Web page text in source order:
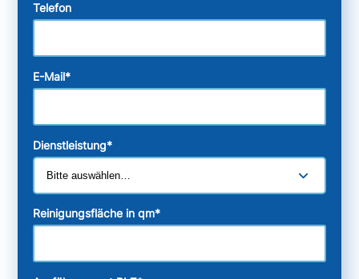
Telefon
E-Mail*
Dienstleistung*
Reinigungsfläche in qm*